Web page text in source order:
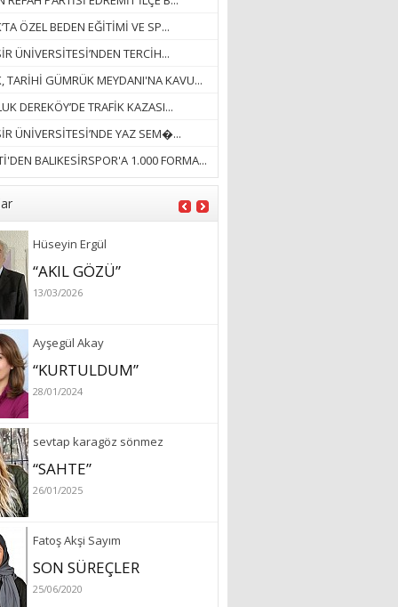
ÖZEL BEDEN EĞİTİMİ VE SP...
ÜNİVERSİTESİ’NDEN TERCİH...
TARİHİ GÜMRÜK MEYDANI'NA KAVU...
DEREKÖY’DE TRAFİK KAZASI...
ÜNİVERSİTESİ’NDE YAZ SEM�...
BALIKESİRSPOR'A 1.000 FORMA...
İlknur Solmaz Çoban
“DOĞANIN GÜLEÇ
ÖZLERKEN…”
23/11/2025
“Ne çok şey oldu
unutulmaması gereken”
Hüseyin Ergül
“AKIL GÖZÜ”
13/03/2026
Ayşegül Akay
“KURTULDUM”
28/01/2024
sevtap karagöz sönmez
“SAHTE”
26/01/2025
Fatoş Akşi Sayım
SON SÜREÇLER
25/06/2020